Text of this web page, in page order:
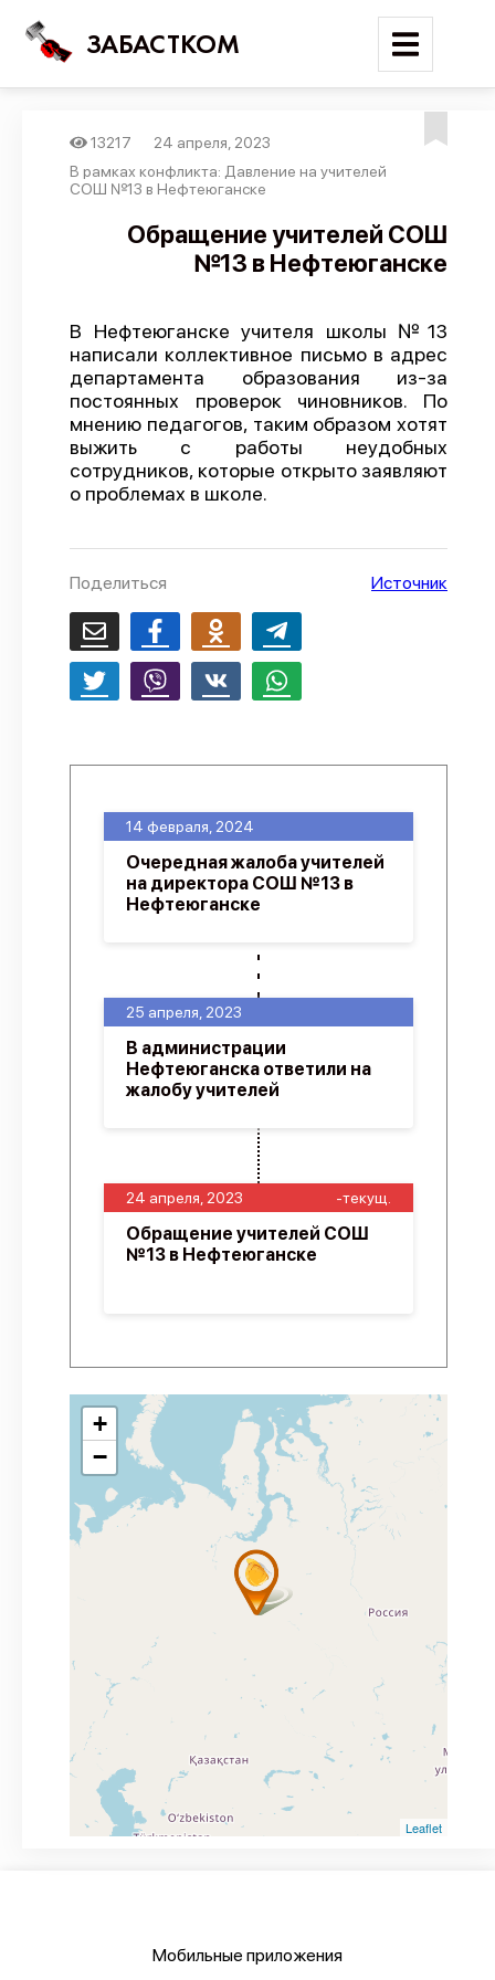
ЗАБАСТКОМ
Войти
Поиск
Новости
Трудовые конфликты
Отчеты
Предложить публикацию
Справочник
API
13217
24 апреля, 2023
В рамках конфликта: Давление на учителей
СОШ №13 в Нефтеюганске
Обращение учителей СОШ
№13 в Нефтеюганске
В Нефтеюганске учителя школы №13
написали коллективное письмо в адрес
департамента образования из-за
постоянных проверок чиновников. По
мнению педагогов, таким образом хотят
выжить с работы неудобных
сотрудников, которые открыто заявляют
о проблемах в школе.
Поделиться Источник
24 апреля, 2023 -текущ.
Обращение учителей СОШ
№13 в Нефтеюганске
25 апреля, 2023
В администрации
Нефтеюганска ответили на
жалобу учителей
14 февраля, 2024
Очередная жалоба учителей
на директора СОШ №13 в
Нефтеюганске
+
−
Leaflet
Мобильные приложения